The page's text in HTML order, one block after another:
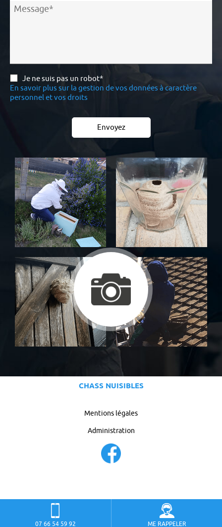
Je ne suis pas un robot*
En savoir plus sur la gestion de vos données à caractère
personnel et vos droits
Envoyez
CHASS NUISIBLES
Mentions légales
Administration
07 66 54 59 92 ME RAPPELER